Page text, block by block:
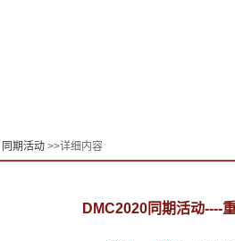
同期活动 >>详细内容
DMC2020同期活动----